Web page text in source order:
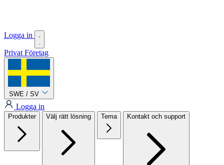
Logga in
Privat Företag
SWE / SV
Logga in
Produkter Välj rätt lösning Tema Kontakt och support